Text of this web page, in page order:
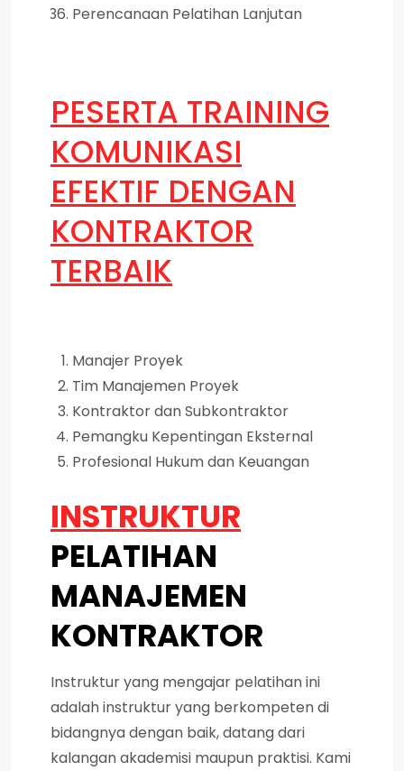
Perencanaan Pelatihan Lanjutan
PESERTA TRAINING
KOMUNIKASI
EFEKTIF DENGAN
KONTRAKTOR
TERBAIK
Manajer Proyek
Tim Manajemen Proyek
Kontraktor dan Subkontraktor
Pemangku Kepentingan Eksternal
Profesional Hukum dan Keuangan
INSTRUKTUR
PELATIHAN
MANAJEMEN
KONTRAKTOR
Instruktur yang mengajar pelatihan ini
adalah instruktur yang berkompeten di
bidangnya dengan baik, datang dari
kalangan akademisi maupun praktisi. Kami